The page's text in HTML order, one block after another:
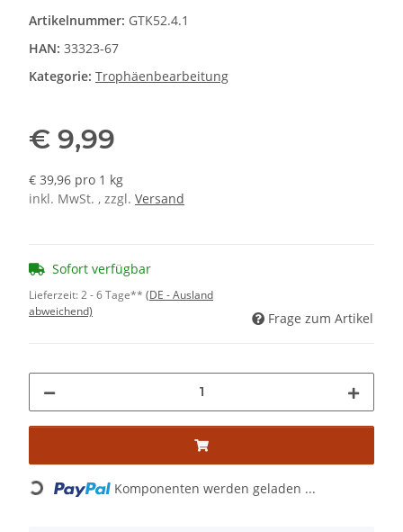
Artikelnummer: GTK52.4.1
HAN: 33323-67
Kategorie: Trophäenbearbeitung
€ 9,99
€ 39,96 pro 1 kg
inkl. MwSt. , zzgl. Versand
Sofort verfügbar
Lieferzeit:2 - 6 Tage** (DE - Ausland
abweichend)
Frage zum Artikel
Loading... Komponenten werden geladen ...